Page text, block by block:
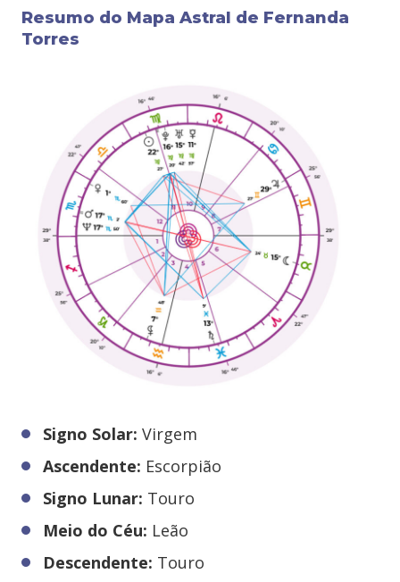
Resumo do Mapa Astral de Fernanda
Torres
Signo Solar: Virgem
Ascendente: Escorpião
Signo Lunar: Touro
Meio do Céu: Leão
Descendente: Touro